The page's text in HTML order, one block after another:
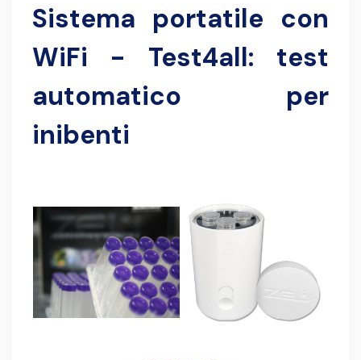
Sistema portatile con
WiFi - Test4all: test
automatico per
inibenti